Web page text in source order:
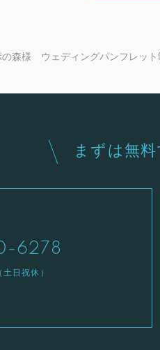
の森様 ウェディングパンフレット
まずは無
6278
日祝休）